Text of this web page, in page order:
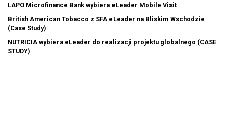
LAPO Microfinance Bank wybiera eLeader Mobile Visit
British American Tobacco z SFA eLeader na Bliskim Wschodzie
(Case Study)
NUTRICIA wybiera eLeader do realizacji projektu globalnego (CASE
STUDY)